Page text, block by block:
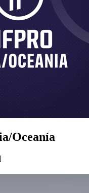
Oceanía